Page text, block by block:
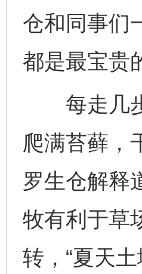
仓和同事们
都是最宝贵
每走几步
爬满苔藓，
罗生仓解释
牧有利于草
转，“夏天